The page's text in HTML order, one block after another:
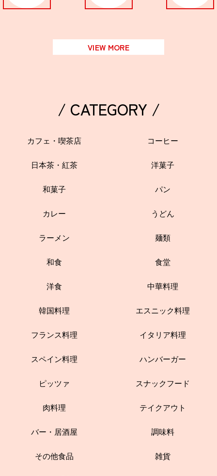
VIEW MORE
/ CATEGORY /
カフェ・喫茶店 コーヒー
日本茶・紅茶 洋菓子
和菓子 パン
カレー うどん
ラーメン 麺類
和食 食堂
洋食 中華料理
韓国料理 エスニック料理
フランス料理 イタリア料理
スペイン料理 ハンバーガー
ピッツァ スナックフード
肉料理 テイクアウト
バー・居酒屋 調味料
その他食品 雑貨